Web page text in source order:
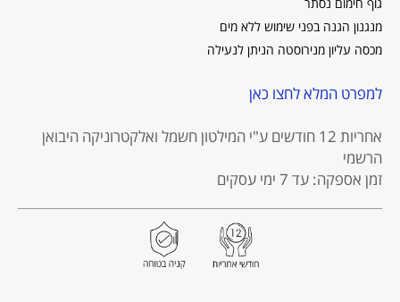
מנגנון הגנה בפני שימוש ללא מים
מכסה עליון מנירוסטה הניתן לנעילה
למפרט המלא לחצו כאן
אחריות 12 חודשים
ע"י המילטון חשמל ואלקטרוניקה היבואן
הרשמי
זמן אספקה: עד 7 ימי עסקים